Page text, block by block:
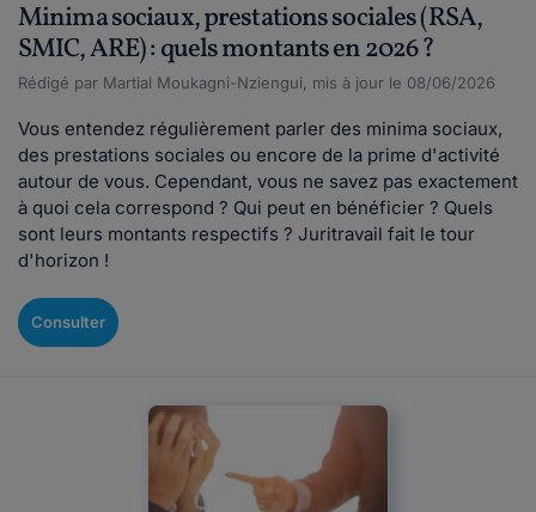
Minima sociaux, prestations sociales (RSA,
SMIC, ARE) : quels montants en 2026 ?
Rédigé par Martial Moukagni-Nziengui, mis à jour le 08/06/2026
Vous entendez régulièrement parler des minima sociaux,
des prestations sociales ou encore de la prime d'activité
autour de vous. Cependant, vous ne savez pas exactement
à quoi cela correspond ? Qui peut en bénéficier ? Quels
sont leurs montants respectifs ? Juritravail fait le tour
d'horizon !
Consulter